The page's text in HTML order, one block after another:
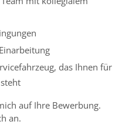
das Ihnen für
auf Ihre Bewerbung.
an.